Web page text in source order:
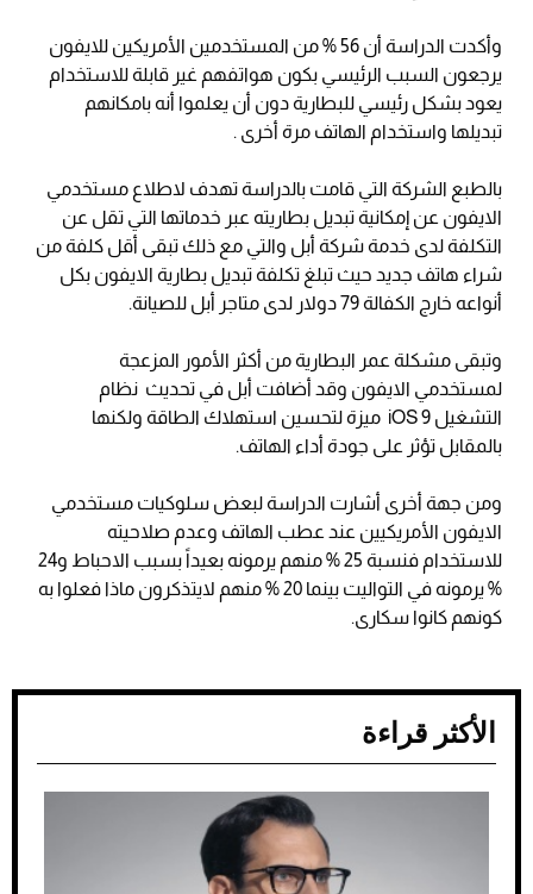
وأكدت الدراسة أن 56 % من المستخدمين الأمريكين للايفون
يرجعون السبب الرئيسي بكون هواتفهم غير قابلة للاستخدام
يعود بشكل رئيسي للبطارية دون أن يعلموا أنه بامكانهم
تبديلها واستخدام الهاتف مرة أخرى .
بالطبع الشركة التي قامت بالدراسة تهدف لاطلاع مستخدمي
الايفون عن إمكانية تبديل بطاريته عبر خدماتها التي تقل عن
التكلفة لدى خدمة شركة أبل والتي مع ذلك تبقى أقل كلفة من
شراء هاتف جديد حيث تبلغ تكلفة تبديل بطارية الايفون بكل
أنواعه خارج الكفالة 79 دولار لدى متاجر أبل للصيانة.
وتبقى مشكلة عمر البطارية من أكثر الأمور المزعجة
لمستخدمي الايفون وقد أضافت أبل في تحديث نظام
التشغيل iOS 9 ميزة لتحسين استهلاك الطاقة ولكنها
بالمقابل تؤثر على جودة أداء الهاتف.
ومن جهة أخرى أشارت الدراسة لبعض سلوكيات مستخدمي
الايفون الأمريكيين عند عطب الهاتف وعدم صلاحيته
للاستخدام فنسبة 25 % منهم يرمونه بعيداً بسبب الاحباط و24
% يرمونه في التواليت بينما 20 % منهم لايتذكرون ماذا فعلوا به
كونهم كانوا سكارى.
الأكثر قراءة